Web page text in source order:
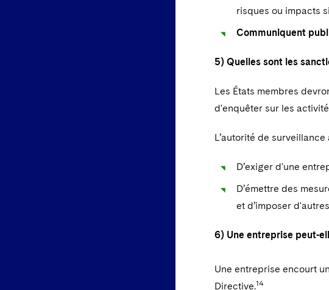
risques ou impacts
Communiquent
5) Quelles sont les
Les États membres
d'enquêter sur les
L’autorité de surveillance
D’exiger d'une
D’émettre des
et d’imposer
6) Une entreprise peut-
Une entreprise encourt
Directive.14